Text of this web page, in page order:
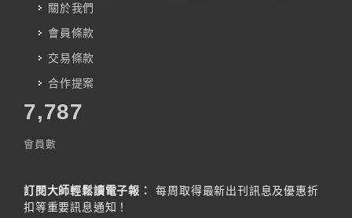
關於我們
會員條款
交易條款
合作提案
7,787
會員數
訂閱大師輕鬆讀電子報：
每周取得最新出刊訊息及優惠折
扣等重要訊息通知！